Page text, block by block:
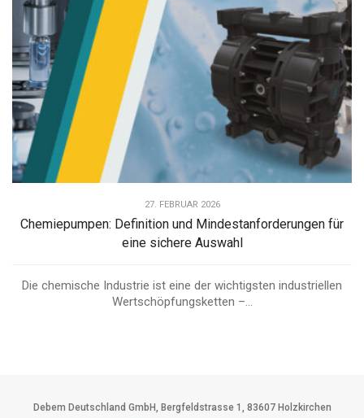
27. FEBRUAR 2026
Chemiepumpen: Definition und Mindestanforderungen für
eine sichere Auswahl
Die chemische Industrie ist eine der wichtigsten industriellen
Wertschöpfungsketten –...
Debem Deutschland GmbH, Bergfeldstrasse 1, 83607 Holzkirchen